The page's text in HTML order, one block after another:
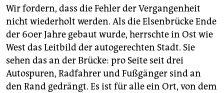
Wir fordern, dass die Fehler der Vergangenheit
nicht wiederholt werden. Als die Elsenbrücke Ende
der 60er Jahre gebaut wurde, herrschte in Ost wie
West das Leitbild der autogerechten Stadt. Sie
sehen das an der Brücke: pro Seite seit drei
Autospuren, Radfahrer und Fußgänger sind an
den Rand gedrängt. Es ist für alle ein Ort, von dem